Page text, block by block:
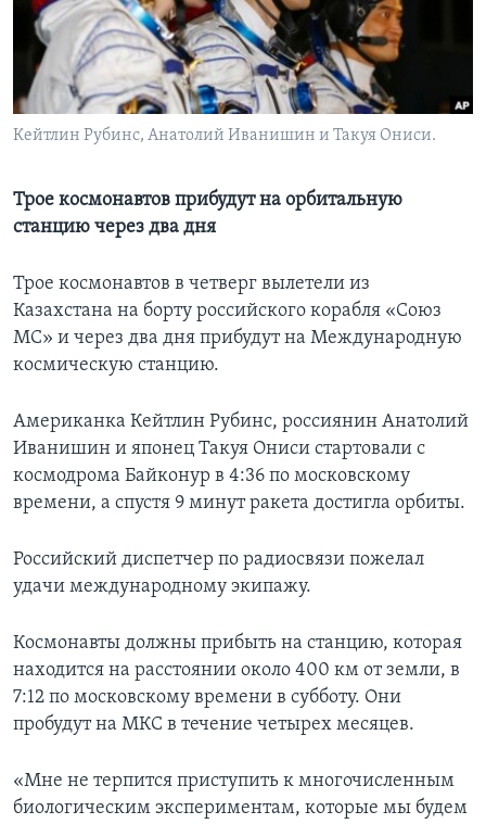
Learning English
СОЦИАЛЬНЫЕ СЕТИ
Языки
Кейтлин Рубинс, Анатолий Иванишин и Такуя Ониси.
Трое космонавтов прибудут на орбитальную
станцию через два дня
Трое космонавтов в четверг вылетели из
Казахстана на борту российского корабля «Союз
МС» и через два дня прибудут на Международную
космическую станцию.
Американка Кейтлин Рубинс, россиянин Анатолий
Иванишин и японец Такуя Ониси стартовали с
космодрома Байконур в 4:36 по московскому
времени, а спустя 9 минут ракета достигла орбиты.
Российский диспетчер по радиосвязи пожелал
удачи международному экипажу.
Космонавты должны прибыть на станцию, которая
находится на расстоянии около 400 км от земли, в
7:12 по московскому времени в субботу. Они
пробудут на МКС в течение четырех месяцев.
«Мне не терпится приступить к многочисленным
биологическим экспериментам, которые мы будем